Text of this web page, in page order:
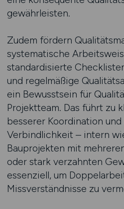
gewährleisten.
Zudem fördern
systematische
standardisierte
und regelmäßige
ein Bewusstsein für
Projektteam. Das führt zu
besserer Koordination
Verbindlichkeit – intern
Bauprojekten mit
oder stark verzahnten
essenziell, um
Missverständnisse zu